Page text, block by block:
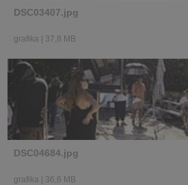
DSC03407.jpg
grafika 37,8 MB
DSC04684.jpg
grafika 36,6 MB